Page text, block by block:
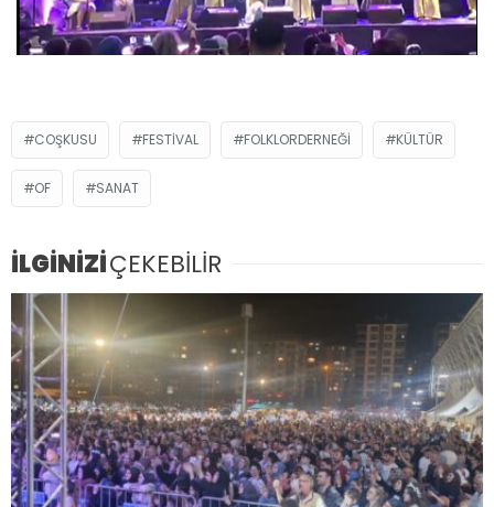
COŞKUSU FESTIVAL FOLKLORDERNEĞI KÜLTÜR
OF SANAT
İLGİNİZİÇEKEBİLİR